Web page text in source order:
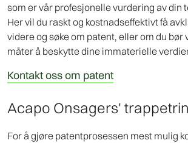
som er vår profesjonelle vurdering av din
Her vil du raskt og kostnadseffektivt få
videre og søke om patent, eller om du bør
måter å beskytte dine immaterielle
Kontakt oss om patent
Acapo Onsagers'
For å gjøre patentprosessen mest mulig